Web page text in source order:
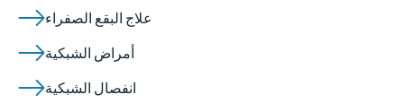
علاج البقع الصفراء
أمراض الشبكية
انفصال الشبكية